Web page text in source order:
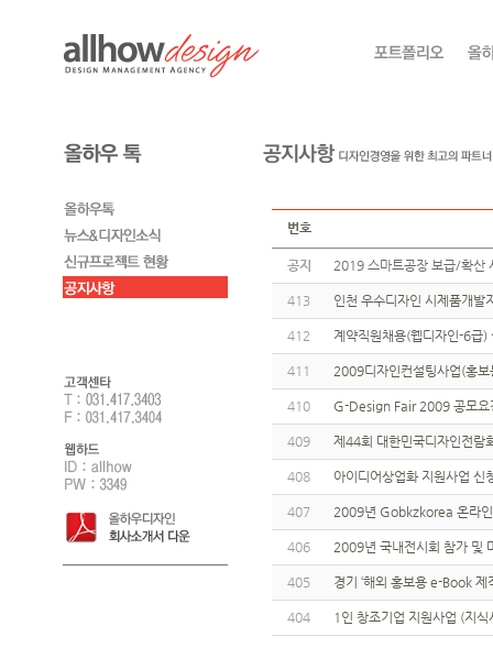
번호
공지 2019 스마트공장 보급/확
413 인천 우수디자인 시제품개발
412 계약직원채용(웹디자인-6급
411 2009디자인컨설팅사업(홍
410 G-Design Fair 2009 공모요
409 제44회 대한민국디자인전람
408 아이디어상업화 지원사업 신
407 2009년 Gobkzkorea 온라
406 2009년 국내전시회 참가 및
405 경기 ‘해외 홍보용 e-Book
404 1인 창조기업 지원사업 (지